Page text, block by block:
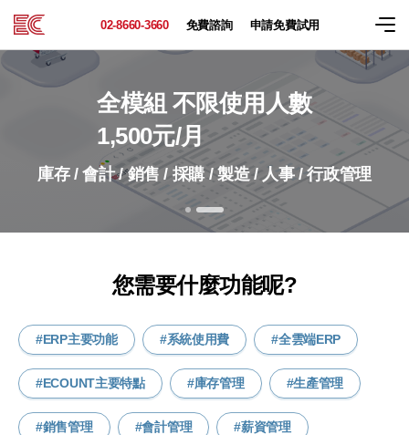
02-8660-3660 免費諮詢 申請免費試用
全模組 不限使用人數
1,500元/月
庫存 / 會計 / 銷售 / 採購 / 製造 / 人事 / 行政管理
您需要什麼功能呢?
ERP主要功能 系統使用費 全雲端ERP
ECOUNT主要特點 庫存管理 生產管理
銷售管理 會計管理 薪資管理